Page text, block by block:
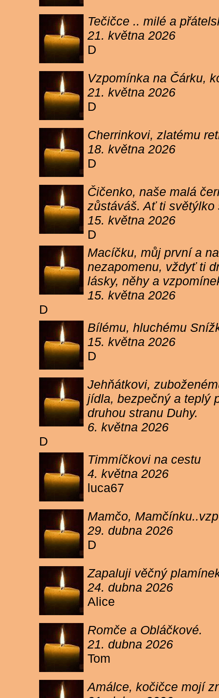
Tečičce .. milé a
21. května 2026
D
Vzpomínka na Čárku,
21. května 2026
D
Cherrinkovi, zlatému
18. května 2026
D
Čičenko, naše malá
zůstáváš. Ať ti
15. května 2026
D
Macíčku, můj první a
nezapomenu, vždyť ti
lásky, něhy a
15. května 2026
D
Bílému, hluchému
15. května 2026
D
Jehňátkovi,
jídla, bezpečný a teplý
druhou stranu Duhy.
6. května 2026
D
Timmíčkovi na cestu
4. května 2026
luca67
Mamčo,
29. dubna 2026
D
Zapaluji věčný
24. dubna 2026
Alice
Romče a Obláčkové.
21. dubna 2026
Tom
Amálce, kočičce mojí